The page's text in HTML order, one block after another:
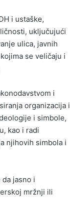
i ustaške,
uključujući
ulica, javnih
se veličaju i
i
organizacija i
i simbole,
kao i radi
njihovih simbola i
jasno i
mržnji ili